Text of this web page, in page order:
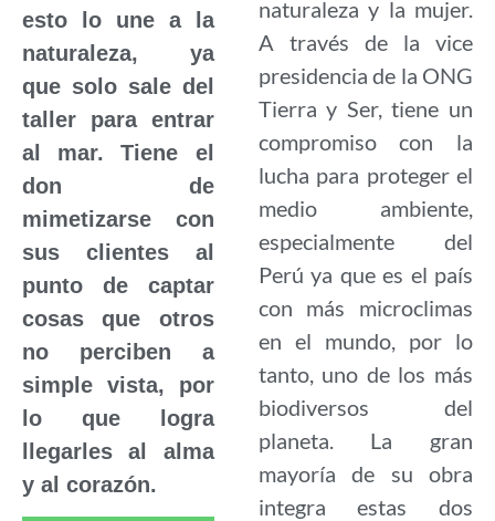
esto lo une a la
naturaleza, ya
que solo sale del
taller para entrar
al mar. Tiene el
don de
mimetizarse con
sus clientes al
punto de captar
cosas que otros
no perciben a
simple vista, por
lo que logra
llegarles al alma
y al corazón.
naturaleza y la mujer.
A través de la vice
presidencia de la ONG
Tierra y Ser, tiene un
compromiso con la
lucha para proteger el
medio ambiente,
especialmente del
Perú ya que es el país
con más microclimas
en el mundo, por lo
tanto, uno de los más
biodiversos del
planeta. La gran
mayoría de su obra
integra estas dos